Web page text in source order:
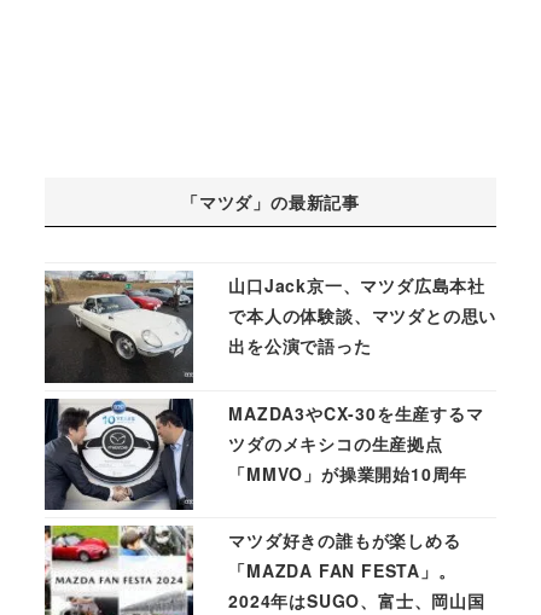
「マツダ」の最新記事
山口Jack京一、マツダ広島本社
で本人の体験談、マツダとの思い
出を公演で語った
MAZDA3やCX-30を生産するマ
ツダのメキシコの生産拠点
「MMVO」が操業開始10周年
マツダ好きの誰もが楽しめる
「MAZDA FAN FESTA」。
2024年はSUGO、富士、岡山国